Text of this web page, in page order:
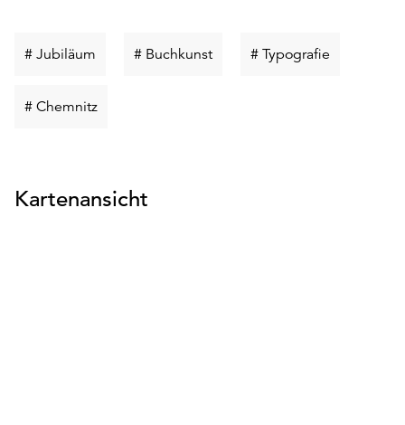
# Jubiläum Schlüsselwort
# BuchkunstSchlüsselwort
# Typografie
# ChemnitzSchlüsselwort
Kartenansicht